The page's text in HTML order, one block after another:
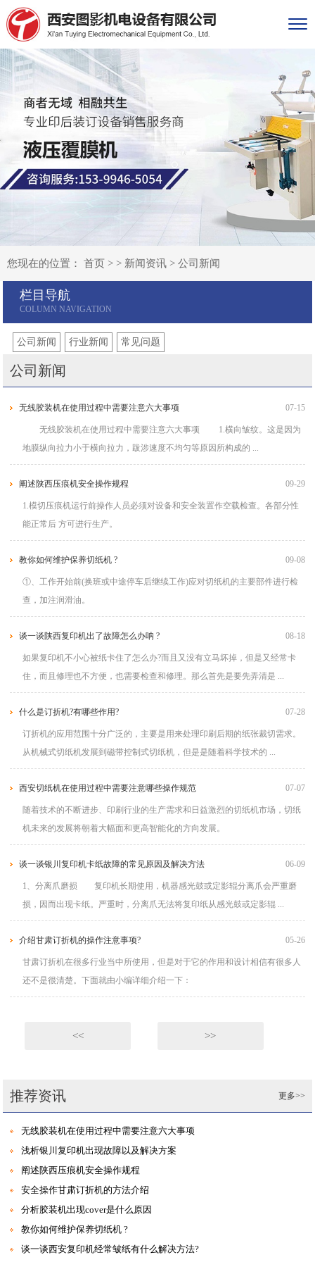
您现在的位置： 首页 > > 新闻资讯 > 公司新闻
栏目导航
公司新闻 行业新闻 常见问题
公司新闻
无线胶装机在使用过程中需要注意六大事项 07-15
无线胶装机在使用过程中需要注意六大事项 1.横向皱纹。这是因为
地膜纵向拉力小于横向拉力，跋涉速度不均匀等原因所构成的 ...
阐述陕西压痕机安全操作规程 09-29
1.模切压痕机运行前操作人员必须对设备和安全装置作空载检查。各部分性
能正常后 方可进行生产。
教你如何维护保养切纸机 ? 09-08
①、工作开始前(换班或中途停车后继续工作)应对切纸机的主要部件进行检
查，加注润滑油。
谈一谈陕西复印机出了故障怎么办呐 ? 08-18
如果复印机不小心被纸卡住了怎么办?而且又没有立马坏掉，但是又经常卡
住，而且修理也不方便，也需要检查和修理。那么首先是要先弄清是 ...
什么是订折机?有哪些作用? 07-28
订折机的应用范围十分广泛的，主要是用来处理印刷后期的纸张裁切需求。
从机械式切纸机发展到磁带控制式切纸机，但是是随着科学技术的 ...
西安切纸机在使用过程中需要注意哪些操作规范 07-07
随着技术的不断进步、印刷行业的生产需求和日益激烈的切纸机市场，切纸
机未来的发展将朝着大幅面和更高智能化的方向发展。
谈一谈银川复印机卡纸故障的常见原因及解决方法 06-09
1、分离爪磨损 复印机长期使用，机器感光鼓或定影辊分离爪会严重磨
损，因而出现卡纸。严重时，分离爪无法将复印纸从感光鼓或定影辊 ...
介绍甘肃订折机的操作注意事项? 05-26
甘肃订折机在很多行业当中所使用，但是对于它的作用和设计相信有很多人
还不是很清楚。下面就由小编详细介绍一下：
<< >>
推荐资讯 更多>>
无线胶装机在使用过程中需要注意六大事项
浅析银川复印机出现故障以及解决方案
阐述陕西压痕机安全操作规程
安全操作甘肃订折机的方法介绍
分析胶装机出现cover是什么原因
教你如何维护保养切纸机 ?
谈一谈西安复印机经常皱纸有什么解决方法?